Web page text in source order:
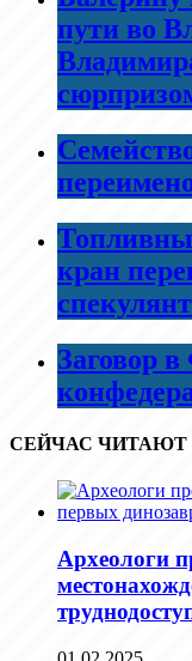
пути во
кран
Заговор
СЕЙЧАС ЧИТАЮТ
Археологи